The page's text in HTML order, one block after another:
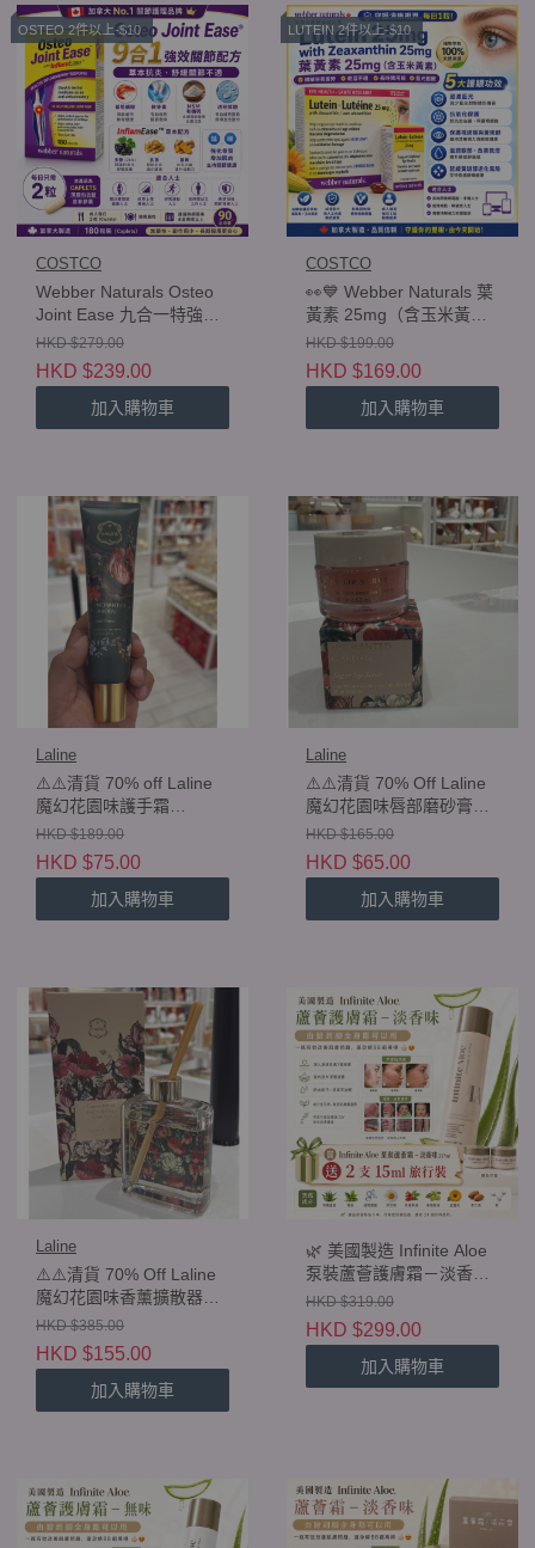
OSTEO 2件以上-$10
COSTCO
Webber Naturals Osteo
Joint Ease 九合一特強關
節配方 180 粒膠囊 😍
🙌🏻 OSTEO $239 2件以
上$229
HKD $279.00
HKD $239.00
加入購物車
LUTEIN 2件以上-$10
COSTCO
👀💙 Webber Naturals 葉
黃素 25mg（含玉米黃
素）175 粒 Webber
Naturals Lutein 25mg
with Zeaxanthin 175
Softgels
HKD $199.00
HKD $169.00
加入購物車
Laline
⚠️⚠️清貨 70% off Laline
魔幻花園味護手霜
Enchanted Garden Hand
Cream 100ml
HKD $189.00
HKD $75.00
加入購物車
Laline
⚠️⚠️清貨 70% Off Laline
魔幻花園味唇部磨砂膏
Enchanted Garden Sugar
Lip Scrub 15g
HKD $165.00
HKD $65.00
加入購物車
Laline
⚠️⚠️清貨 70% Off Laline
魔幻花園味香薰擴散器
Enchanted Garden
Fragrance Diffuser 180ml
HKD $385.00
HKD $155.00
加入購物車
🌿 美國製造 Infinite Aloe
泵裝蘆薈護膚霜－淡香味
237ml 🎁 購買即送 2 支
15ml 旅行裝
HKD $319.00
HKD $299.00
加入購物車